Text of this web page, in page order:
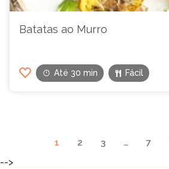
Batatas ao Murro
Até 30 min Fácil
1 2 3 … 7
-->